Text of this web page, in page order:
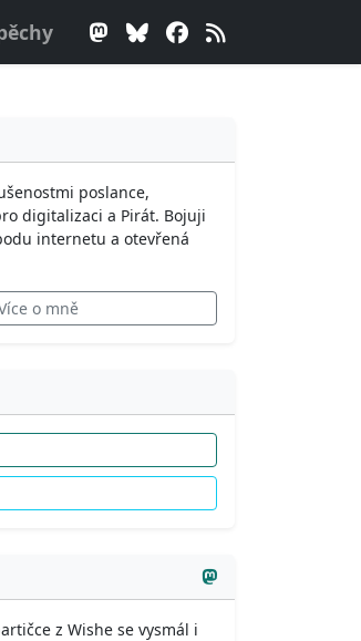
poslance,
digitalizaci a Pirát. Bojuji
internetu a otevřená
o mně
z Wishe se vysmál i